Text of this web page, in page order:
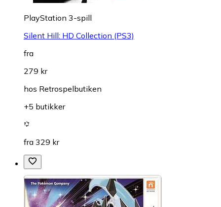
PlayStation 3-spill
Silent Hill: HD Collection (PS3)
fra
279 kr
hos Retrospelbutiken
+5 butikker
fra 329 kr